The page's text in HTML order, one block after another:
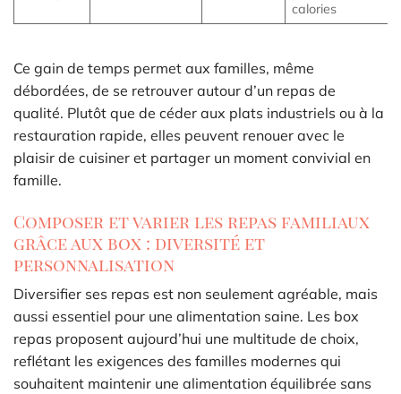
calories
Ce gain de temps permet aux familles, même
débordées, de se retrouver autour d’un repas de
qualité. Plutôt que de céder aux plats industriels ou à la
restauration rapide, elles peuvent renouer avec le
plaisir de cuisiner et partager un moment convivial en
famille.
Composer et varier les repas familiaux
grâce aux box : diversité et
personnalisation
Diversifier ses repas est non seulement agréable, mais
aussi essentiel pour une alimentation saine. Les box
repas proposent aujourd’hui une multitude de choix,
reflétant les exigences des familles modernes qui
souhaitent maintenir une alimentation équilibrée sans